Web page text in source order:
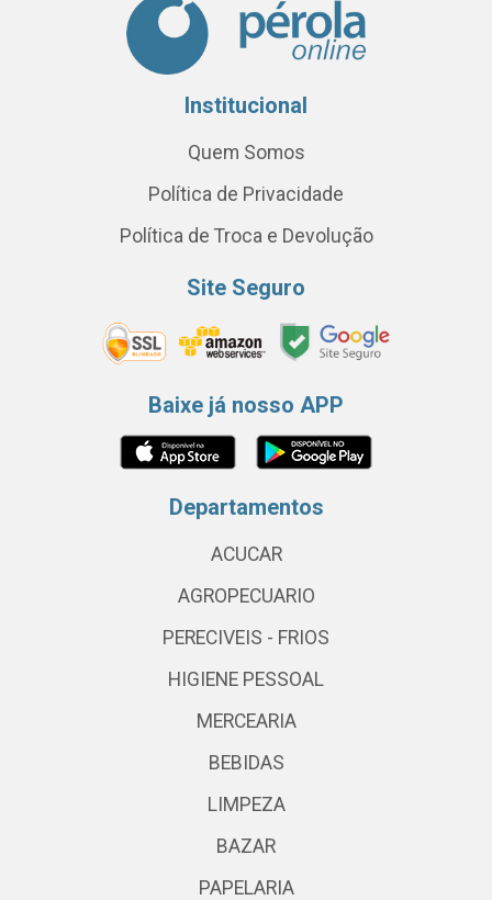
Institucional
Quem Somos
Política de Privacidade
Política de Troca e Devolução
Site Seguro
Baixe já nosso APP
Departamentos
ACUCAR
AGROPECUARIO
PERECIVEIS - FRIOS
HIGIENE PESSOAL
MERCEARIA
BEBIDAS
LIMPEZA
BAZAR
PAPELARIA